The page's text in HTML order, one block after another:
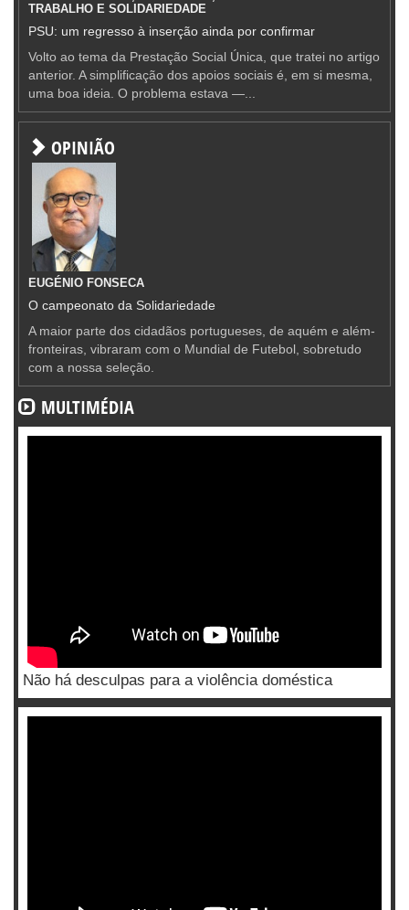
TRABALHO E SOLIDARIEDADE
PSU: um regresso à inserção ainda por confirmar
Volto ao tema da Prestação Social Única, que tratei no artigo
anterior. A simplificação dos apoios sociais é, em si mesma,
uma boa ideia. O problema estava —...
OPINIÃO
EUGÉNIO FONSECA
O campeonato da Solidariedade
A maior parte dos cidadãos portugueses, de aquém e além-
fronteiras, vibraram com o Mundial de Futebol, sobretudo
com a nossa seleção.
MULTIMÉDIA
Não há desculpas para a violência doméstica